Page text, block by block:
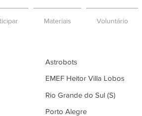
Materiais Voluntário
Astrobots
EMEF Heitor Villa Lobos
Rio Grande do Sul (S)
Porto Alegre